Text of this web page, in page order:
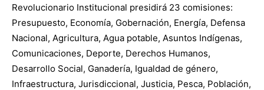
Revolucionario Institucional presidirá 23 comisiones:
Presupuesto, Economía, Gobernación, Energía, Defensa
Nacional, Agricultura, Agua potable, Asuntos Indígenas,
Comunicaciones, Deporte, Derechos Humanos,
Desarrollo Social, Ganadería, Igualdad de género,
Infraestructura, Jurisdiccional, Justicia, Pesca, Población,